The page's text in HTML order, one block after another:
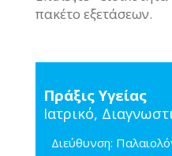
πακέτο εξετάσεων.
Πράξις Υγείας
Ιατρικό,
Διεύθυνση: